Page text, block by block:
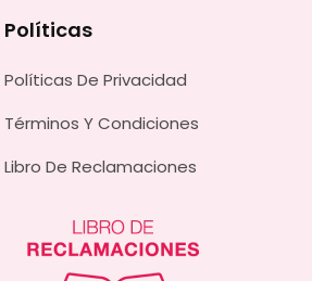
Políticas
Políticas De Privacidad
Términos Y Condiciones
Libro De Reclamaciones